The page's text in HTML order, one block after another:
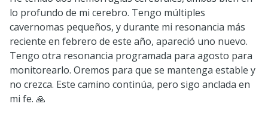
lo profundo de mi cerebro. Tengo múltiples
cavernomas pequeños, y durante mi resonancia más
reciente en febrero de este año, apareció uno nuevo.
Tengo otra resonancia programada para agosto para
monitorearlo. Oremos para que se mantenga estable y
no crezca. Este camino continúa, pero sigo anclada en
mi fe. 🙏